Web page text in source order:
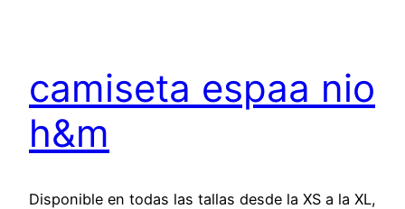
camiseta espaa nio
h&m
Disponible en todas las tallas desde la XS a la XL,